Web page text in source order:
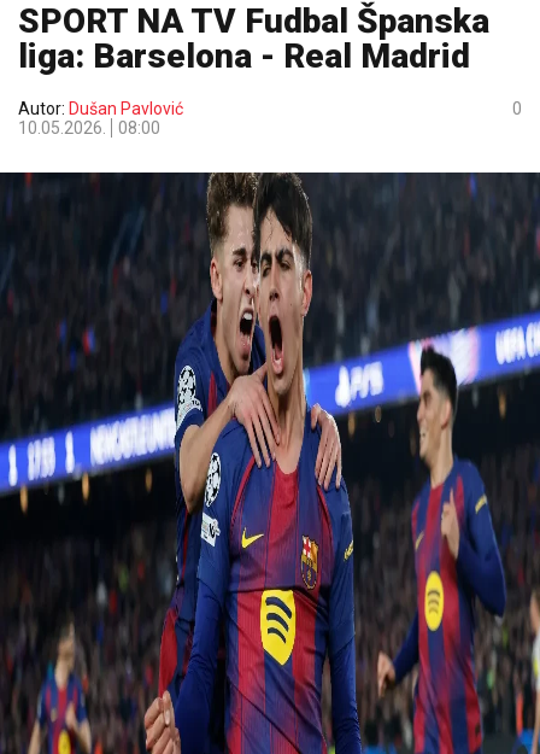
SPORT NA TV Fudbal Španska
liga: Barselona - Real Madrid
Autor: Dušan Pavlović
10.05.2026.
08:00
0